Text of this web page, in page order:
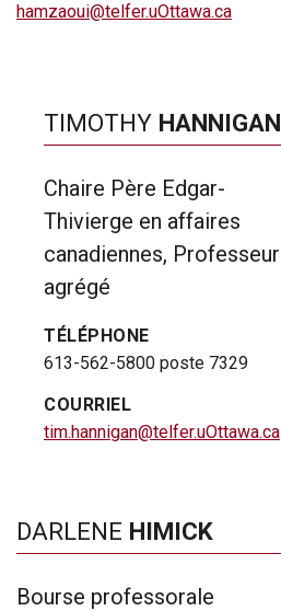
hamzaoui@telfer.uOttawa.ca
TIMOTHY HANNIGAN
Chaire Père Edgar-
Thivierge en affaires
canadiennes, Professeur
agrégé
TÉLÉPHONE
613-562-5800 poste 7329
COURRIEL
tim.hannigan@telfer.uOttawa.ca
DARLENE HIMICK
Bourse professorale